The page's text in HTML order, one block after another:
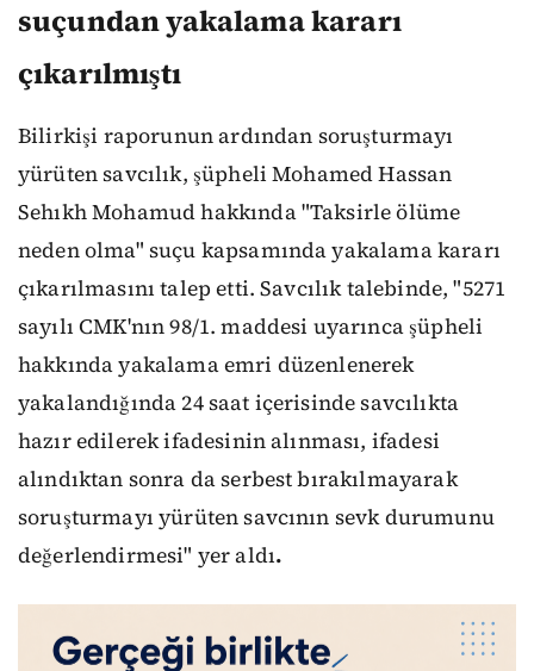
suçundan yakalama kararı
çıkarılmıştı
Bilirkişi raporunun ardından soruşturmayı
yürüten savcılık, şüpheli Mohamed Hassan
Sehıkh Mohamud hakkında "Taksirle ölüme
neden olma" suçu kapsamında yakalama kararı
çıkarılmasını talep etti. Savcılık talebinde, "5271
sayılı CMK'nın 98/1. maddesi uyarınca şüpheli
hakkında yakalama emri düzenlenerek
yakalandığında 24 saat içerisinde savcılıkta
hazır edilerek ifadesinin alınması, ifadesi
alındıktan sonra da serbest bırakılmayarak
soruşturmayı yürüten savcının sevk durumunu
değerlendirmesi" yer aldı.